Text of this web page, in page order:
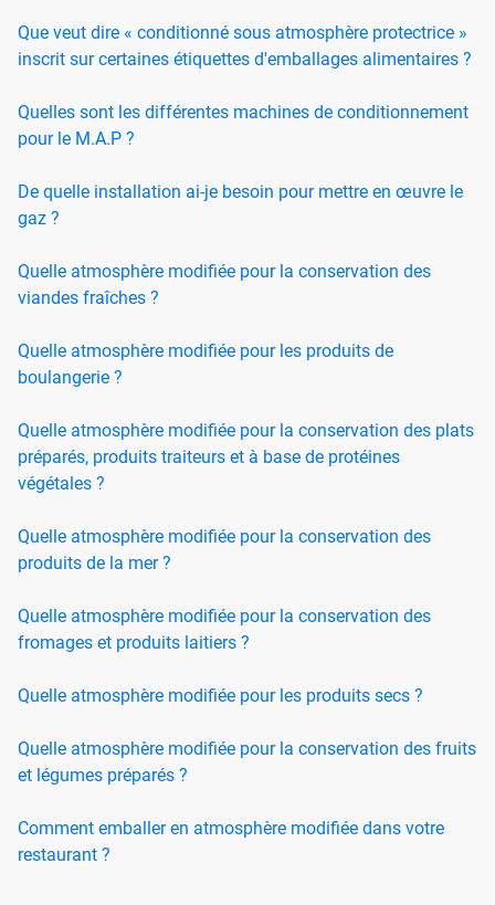
Que veut dire « conditionné sous atmosphère protectrice »
inscrit sur certaines étiquettes d'emballages alimentaires ?
Quelles sont les différentes machines de conditionnement
pour le M.A.P ?
De quelle installation ai-je besoin pour mettre en œuvre le
gaz ?
Quelle atmosphère modifiée pour la conservation des
viandes fraîches ?
Quelle atmosphère modifiée pour les produits de
boulangerie ?
Quelle atmosphère modifiée pour la conservation des plats
préparés, produits traiteurs et à base de protéines
végétales ?
Quelle atmosphère modifiée pour la conservation des
produits de la mer ?
Quelle atmosphère modifiée pour la conservation des
fromages et produits laitiers ?
Quelle atmosphère modifiée pour les produits secs ?
Quelle atmosphère modifiée pour la conservation des fruits
et légumes préparés ?
Comment emballer en atmosphère modifiée dans votre
restaurant ?